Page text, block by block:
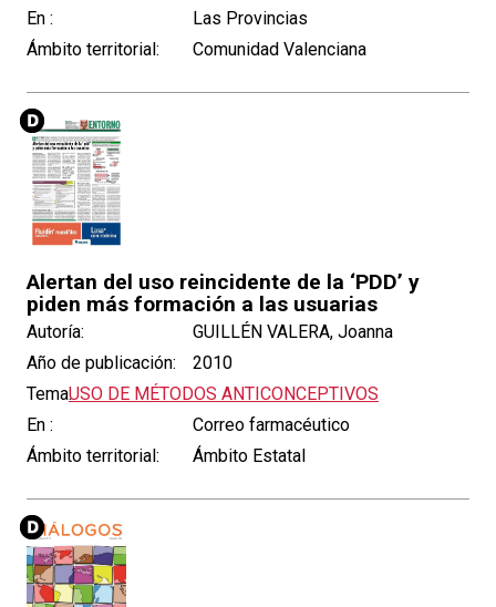
En :
Las Provincias
Ámbito territorial:
Comunidad Valenciana
Alertan del uso reincidente de la ‘PDD’ y
piden más formación a las usuarias
Autoría:
GUILLÉN VALERA, Joanna
Año de publicación:
2010
Tema:USO DE MÉTODOS ANTICONCEPTIVOS
En :
Correo farmacéutico
Ámbito territorial:
Ámbito Estatal